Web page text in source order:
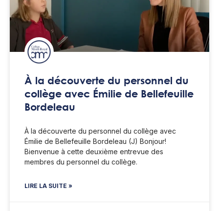
À la découverte du personnel du
collège avec Émilie de Bellefeuille
Bordeleau
À la découverte du personnel du collège avec
Émilie de Bellefeuille Bordeleau (J) Bonjour!
Bienvenue à cette deuxième entrevue des
membres du personnel du collège.
LIRE LA SUITE »